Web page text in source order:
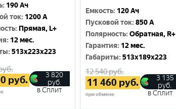
: 190 Ач
ток: 1200 A
: Прямая, L+
: 12 мес.
:513x223x223
руб.
3 820
руб.
в Сплит
Емкость: 120 Ач
Пусковой ток:850 A
Полярность:Обратная, R+
Гарантия: 12 мес.
Габариты:513x189x223
12 540руб.
11 460 руб.
при обмене
3 135
руб.
в Сплит